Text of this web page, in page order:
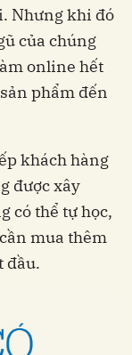
Nhưng khi đó
của chúng
online hết
phẩm đến
khách hàng
được xây
có thể tự học,
mua thêm
đầu.